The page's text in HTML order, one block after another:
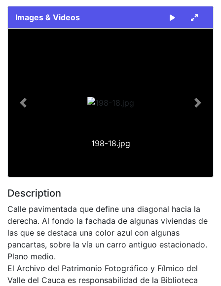
Images & Videos
198-18.jpg
Previous Next
Description
Calle pavimentada que define una diagonal hacia la
derecha. Al fondo la fachada de algunas viviendas de
las que se destaca una color azul con algunas
pancartas, sobre la vía un carro antiguo estacionado.
Plano medio.
El Archivo del Patrimonio Fotográfico y Fílmico del
Valle del Cauca es responsabilidad de la Biblioteca